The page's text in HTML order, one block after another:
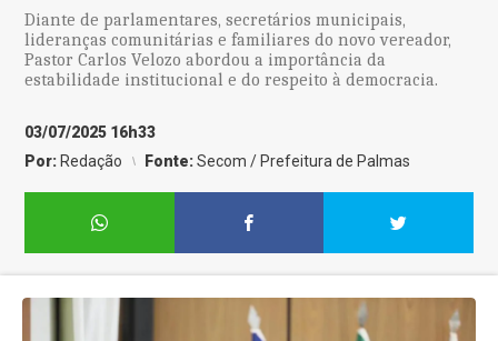
Diante de parlamentares, secretários municipais,
lideranças comunitárias e familiares do novo vereador,
Pastor Carlos Velozo abordou a importância da
estabilidade institucional e do respeito à democracia.
03/07/2025 16h33
Por: Redação Fonte:Secom / Prefeitura de Palmas